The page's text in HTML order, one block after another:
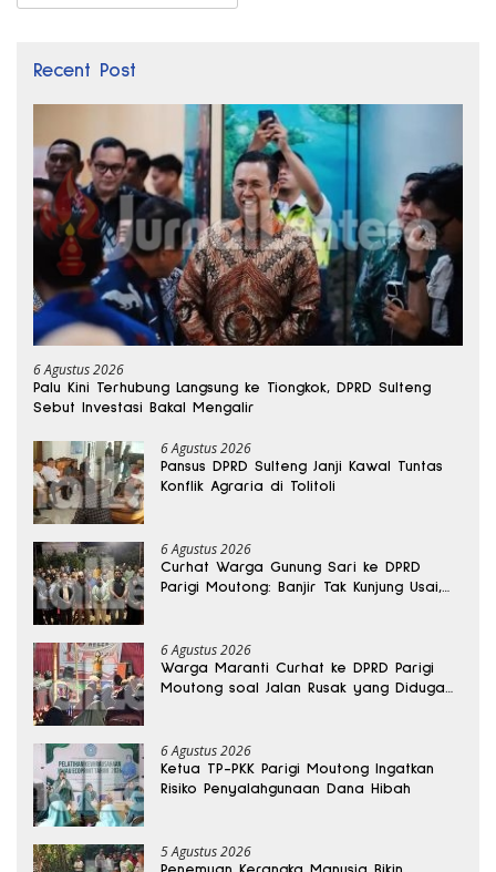
Recent Post
6 Agustus 2026
Palu Kini Terhubung Langsung ke Tiongkok, DPRD Sulteng
Sebut Investasi Bakal Mengalir
6 Agustus 2026
Pansus DPRD Sulteng Janji Kawal Tuntas
Konflik Agraria di Tolitoli
6 Agustus 2026
Curhat Warga Gunung Sari ke DPRD
Parigi Moutong: Banjir Tak Kunjung Usai,
6 Agustus 2026
Warga Maranti Curhat ke DPRD Parigi
Moutong soal Jalan Rusak yang Diduga
6 Agustus 2026
Ketua TP-PKK Parigi Moutong Ingatkan
Risiko Penyalahgunaan Dana Hibah
5 Agustus 2026